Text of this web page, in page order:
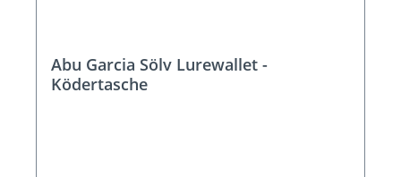
Abu Garcia Sölv Lurewallet -
Ködertasche